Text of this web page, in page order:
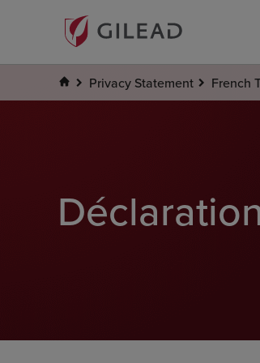
Privacy Statement French